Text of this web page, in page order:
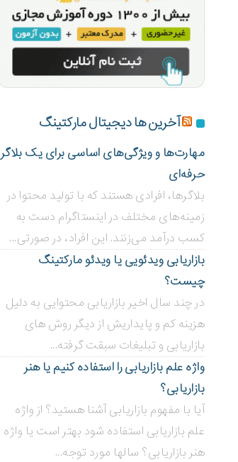
آخرین ها دیجیتال مارکتینگ
مهارت‌ها و ویژگی‌های اساسی برای یک بلاگر
حرفه‌ای
بلاگر‌ها، افرادی هستند که با تولید محتوا در
زمینه‌های مختلف در اینستاگرام دست به
کسب درآمد می‌زنند. این افراد، در صورتی...
بازاریابی ویدئویی ‌یا ویدئو مارکتینگ
چیست؟
در چند سال اخیر بازاریابی محتوایی به دلیل
هزینه کم و پایداریش از دیگر روش های
بازاریابی و تبلیغات سبقت گرفته...
واژه علم بازاریابی را استفاده کنیم یا هنر
بازاریابی؟
آیا با مفهوم بازاریابی آشنا هستید؟ از واژه
علم بازاریابی استفاده شود بهتر است یا واژه
هنر بازاریابی؟ سالها مورد توجه...